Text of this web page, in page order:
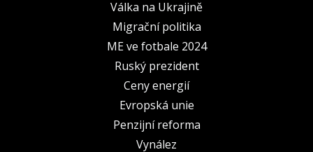
Válka na Ukrajině
Migrační politika
ME ve fotbale 2024
Ruský prezident
Ceny energií
Evropská unie
Penzijní reforma
Vynález